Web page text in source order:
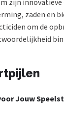
zijn
zaden en
om de
Jouw